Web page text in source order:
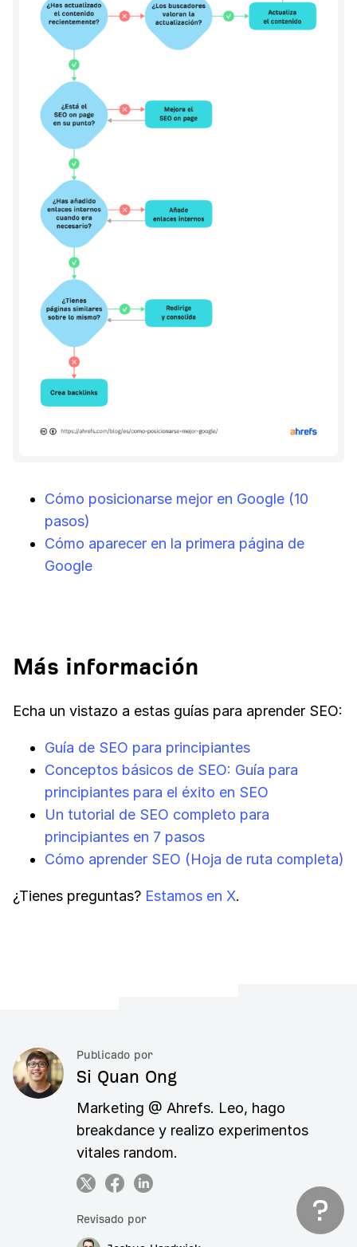
Cómo posicionarse mejor en Google (10
pasos)
Cómo aparecer en la primera página de
Google
Más información
Echa un vistazo a estas guías para aprender SEO:
Guía de SEO para principiantes
Conceptos básicos de SEO: Guía para
principiantes para el éxito en SEO
Un tutorial de SEO completo para
principiantes en 7 pasos
Cómo aprender SEO (Hoja de ruta completa)
¿Tienes preguntas? Estamos en X.
Publicado por
Si Quan Ong
Marketing @ Ahrefs. Leo, hago
breakdance y realizo experimentos
vitales random.
Revisado por